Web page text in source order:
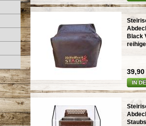
Black
39,90
IN